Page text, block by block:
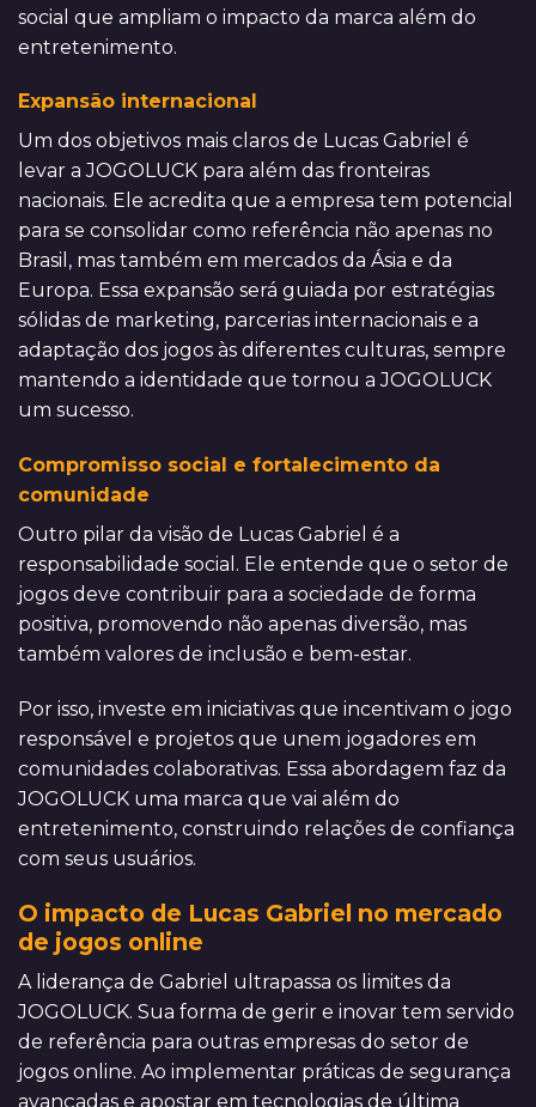
social que ampliam o impacto da marca além do
entretenimento.
Expansão internacional
Um dos objetivos mais claros de Lucas Gabriel é
levar a JOGOLUCK para além das fronteiras
nacionais. Ele acredita que a empresa tem potencial
para se consolidar como referência não apenas no
Brasil, mas também em mercados da Ásia e da
Europa. Essa expansão será guiada por estratégias
sólidas de marketing, parcerias internacionais e a
adaptação dos jogos às diferentes culturas, sempre
mantendo a identidade que tornou a JOGOLUCK
um sucesso.
Compromisso social e fortalecimento da
comunidade
Outro pilar da visão de Lucas Gabriel é a
responsabilidade social. Ele entende que o setor de
jogos deve contribuir para a sociedade de forma
positiva, promovendo não apenas diversão, mas
também valores de inclusão e bem-estar.
Por isso, investe em iniciativas que incentivam o jogo
responsável e projetos que unem jogadores em
comunidades colaborativas. Essa abordagem faz da
JOGOLUCK uma marca que vai além do
entretenimento, construindo relações de confiança
com seus usuários.
O impacto de Lucas Gabriel no mercado
de jogos online
A liderança de Gabriel ultrapassa os limites da
JOGOLUCK. Sua forma de gerir e inovar tem servido
de referência para outras empresas do setor de
jogos online. Ao implementar práticas de segurança
avançadas e apostar em tecnologias de última